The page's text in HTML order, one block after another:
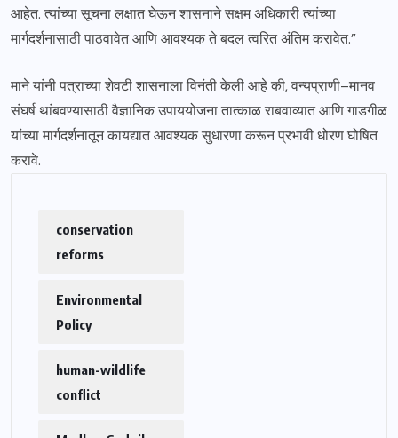
आहेत. त्यांच्या सूचना लक्षात घेऊन शासनाने सक्षम अधिकारी त्यांच्या
मार्गदर्शनासाठी पाठवावेत आणि आवश्यक ते बदल त्वरित अंतिम करावेत.”
माने यांनी पत्राच्या शेवटी शासनाला विनंती केली आहे की, वन्यप्राणी–मानव
संघर्ष थांबवण्यासाठी वैज्ञानिक उपाययोजना तात्काळ राबवाव्यात आणि गाडगीळ
यांच्या मार्गदर्शनातून कायद्यात आवश्यक सुधारणा करून प्रभावी धोरण घोषित
करावे.
conservation
reforms
Environmental
Policy
human-wildlife
conflict